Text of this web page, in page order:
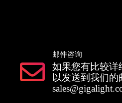
邮件咨询
如果您有比较详
以发送到我们的